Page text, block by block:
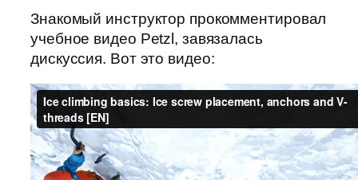
Знакомый инструктор прокомментировал
учебное видео Petzl, завязалась
дискуссия. Вот это видео: